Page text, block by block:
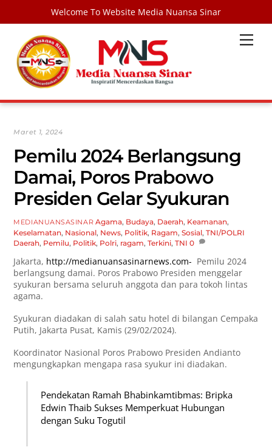
Welcome To Website Media Nuansa Sinar
content
Maret 1, 2024
Pemilu 2024 Berlangsung
Damai, Poros Prabowo
Presiden Gelar Syukuran
MEDIANUANSASINAR Agama, Budaya, Daerah, Keamanan,
Keselamatan, Nasional, News, Politik, Ragam,Sosial,TNI/POLRI
Daerah, Pemilu, Politik, Polri, ragam,Terkini,TNI 0
Jakarta, http://medianuansasinarnews.com- Pemilu 2024
berlangsung damai. Poros Prabowo Presiden menggelar
syukuran bersama seluruh anggota dan para tokoh lintas
agama.
Syukuran diadakan di salah satu hotel di bilangan Cempaka
Putih, Jakarta Pusat, Kamis (29/02/2024).
Koordinator Nasional Poros Prabowo Presiden Andianto
mengungkapkan mengapa rasa syukur ini diadakan.
Pendekatan Ramah Bhabinkamtibmas: Bripka
Edwin Thaib Sukses Memperkuat Hubungan
dengan Suku Togutil